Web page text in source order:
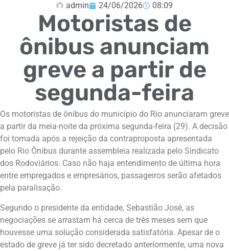
admin 24/06/2026 08:09
Motoristas de
ônibus anunciam
greve a partir de
segunda-feira
Os motoristas de ônibus do município do Rio anunciaram greve
a partir da meia-noite da próxima segunda-feira (29). A decisão
foi tomada após a rejeição da contraproposta apresentada
pelo Rio Ônibus durante assembleia realizada pelo Sindicato
dos Rodoviários. Caso não haja entendimento de última hora
entre empregados e empresários, passageiros serão afetados
pela paralisação.
Segundo o presidente da entidade, Sebastião José, as
negociações se arrastam há cerca de três meses sem que
houvesse uma solução considerada satisfatória. Apesar de o
estado de greve já ter sido decretado anteriormente, uma nova